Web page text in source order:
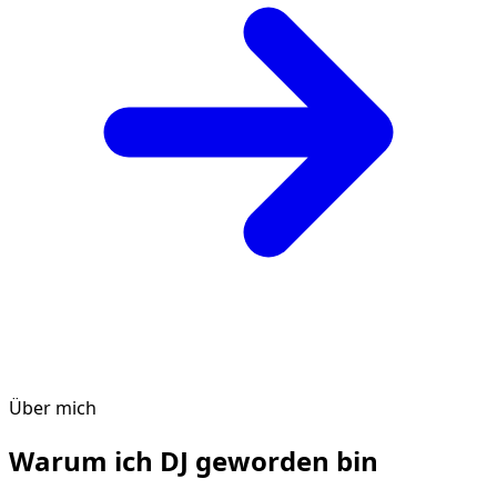
Über mich
Warum ich DJ geworden bin